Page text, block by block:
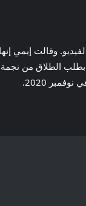
وقالت إيمي
بطلب الطلاق من